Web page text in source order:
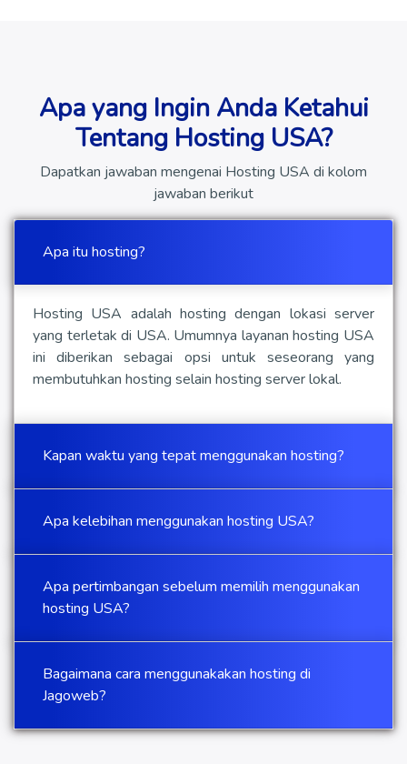
Apa yang Ingin Anda Ketahui
Tentang Hosting USA?
Dapatkan jawaban mengenai Hosting USA di kolom
jawaban berikut
Apa itu hosting?
Hosting USA adalah hosting dengan lokasi server
yang terletak di USA. Umumnya layanan hosting USA
ini diberikan sebagai opsi untuk seseorang yang
membutuhkan hosting selain hosting server lokal.
Kapan waktu yang tepat menggunakan hosting?
Apa kelebihan menggunakan hosting USA?
Apa pertimbangan sebelum memilih menggunakan
hosting USA?
Bagaimana cara menggunakakan hosting di
Jagoweb?